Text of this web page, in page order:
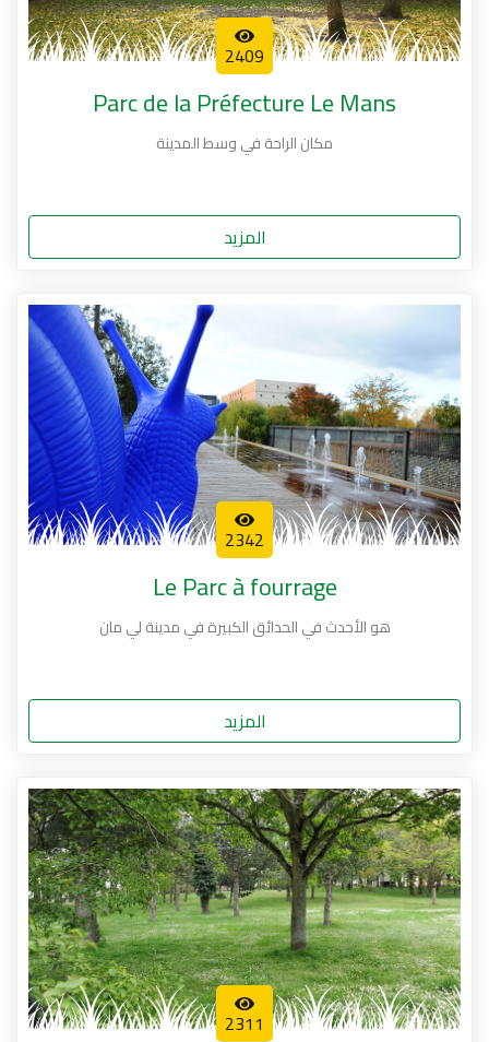
2409
Parc de la Préfecture Le Mans
مكان الراحة في وسط المدينة
المزيد
2342
Le Parc à fourrage
هو الأحدث في الحدائق الكبيرة في مدينة لي مان
المزيد
2311